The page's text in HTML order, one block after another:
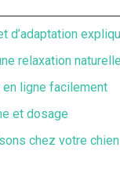
d’adaptation
relaxation naturelle
en ligne facilement
et dosage
chez votre